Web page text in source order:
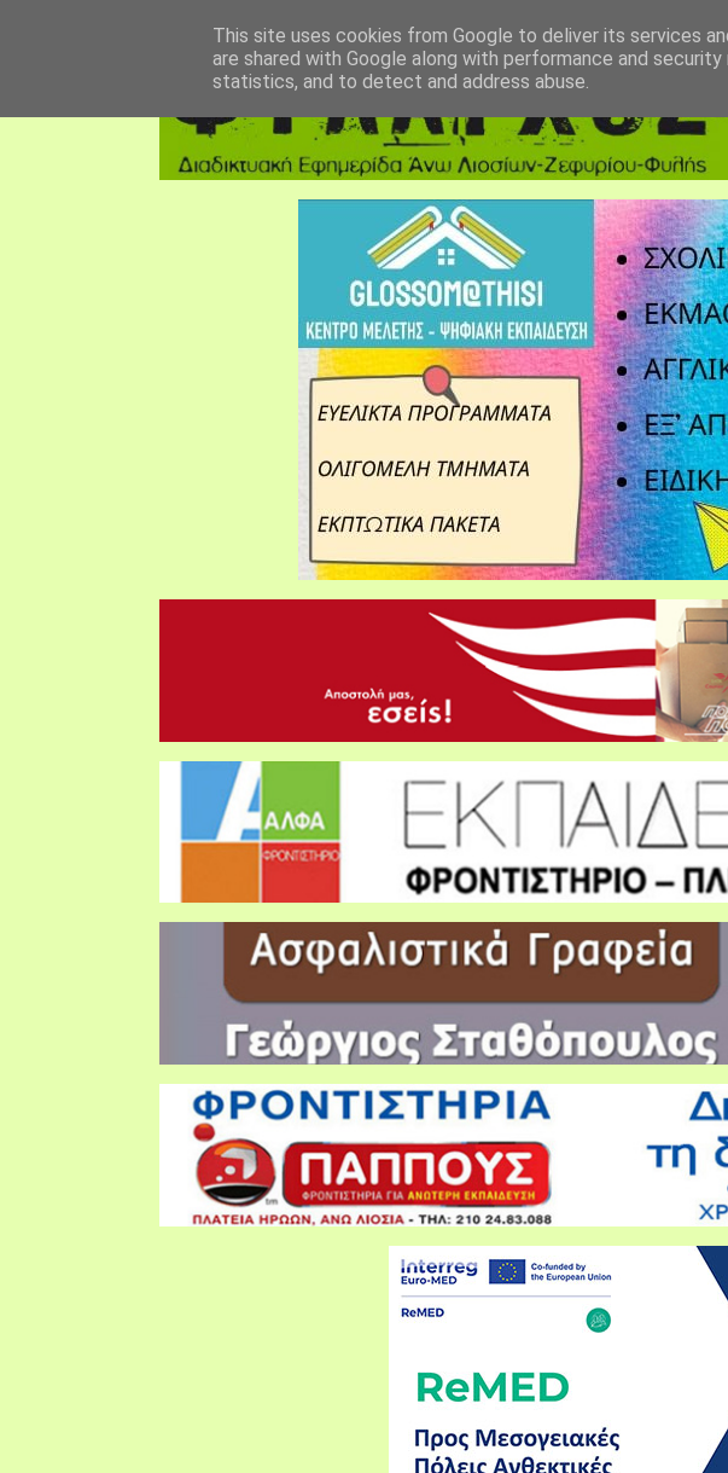
This site uses cookies from Google to deliver its services
are shared with Google along with performance and
statistics, and to detect and address abuse.